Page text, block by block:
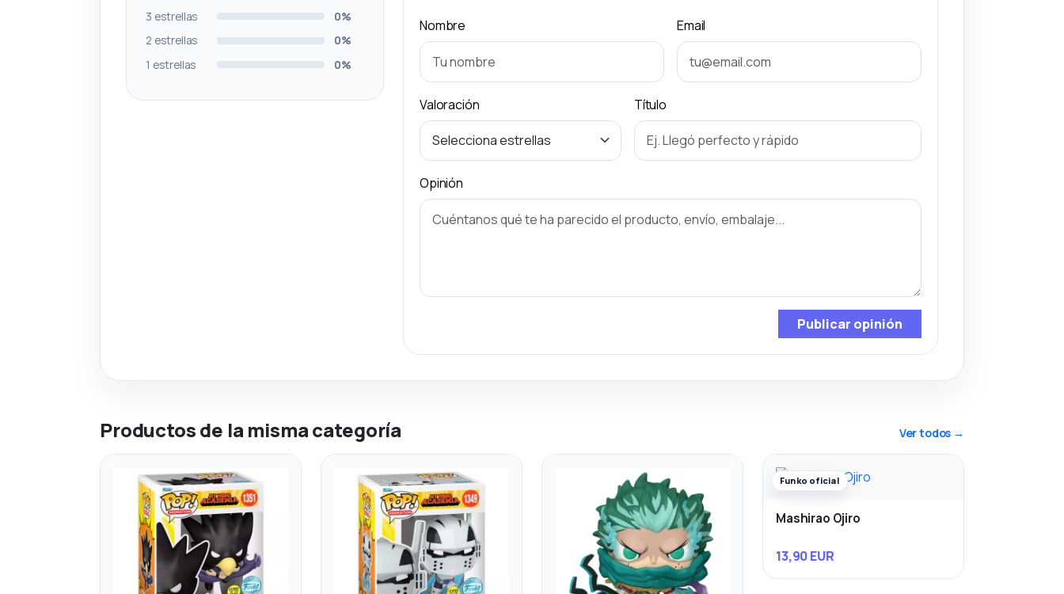
3 estrellas
0%
2 estrellas
0%
1 estrellas
0%
Nombre Email
Valoración Título
Opinión
Publicar opinión
Productos de la misma categoría Ver todos →
Funko oficial
Mashirao Ojiro
13,90 EUR